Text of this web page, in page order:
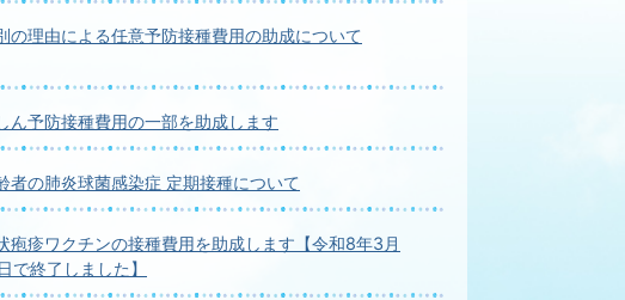
の理由による任意予防接種費用の助成について
ん予防接種費用の一部を助成します
者の肺炎球菌感染症 定期接種について
疱疹ワクチンの接種費用を助成します【令和8年3月
で終了しました】